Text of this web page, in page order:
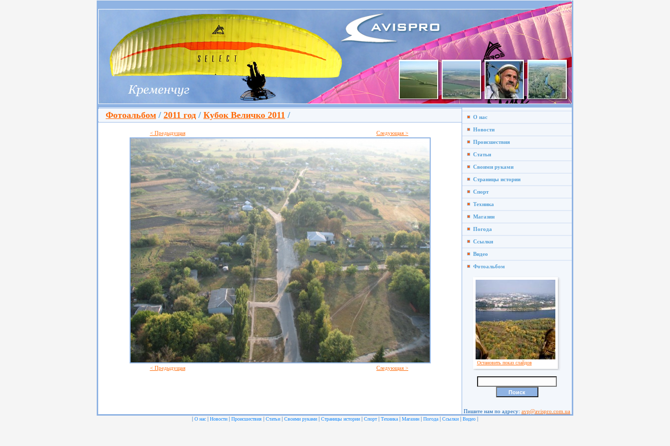
Фотоальбом / 2011 год / Кубок Величко 2011 /
< Предыдущая Следующая >
< Предыдущая Следующая >
О нас
Новости
Происшествия
Статьи
Своими руками
Страницы истории
Спорт
Техника
Магазин
Погода
Ссылки
Видео
Фотоальбом
Остановить показ слайдов
Пишите нам по адресу: avp@avispro.com.ua
| О нас | Новости | Происшествия | Статьи | Своими руками | Страницы истории | Спорт| Техника | Магазин | Погода | Ссылки | Видео |